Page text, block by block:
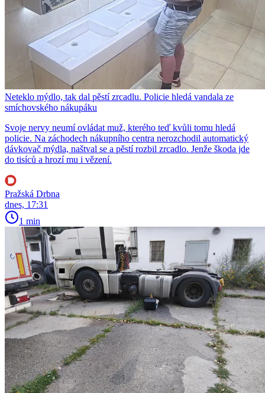
Neteklo mýdlo, tak dal pěstí zrcadlu. Policie hledá vandala ze
smíchovského nákupáku
Svoje nervy neumí ovládat muž, kterého teď kvůli tomu hledá
policie. Na záchodech nákupního centra nerozchodil automatický
dávkovač mýdla, naštval se a pěstí rozbil zrcadlo. Jenže škoda jde
do tisíců a hrozí mu i vězení.
Pražská Drbna
dnes, 17:31
1 min